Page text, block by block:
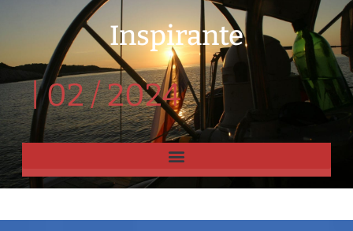
Inspirante
|02 / 2024